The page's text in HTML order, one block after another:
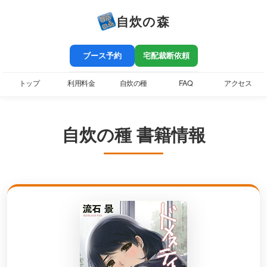
自炊の森
ブース予約 宅配裁断依頼
トップ 利用料金 自炊の種 FAQ アクセス
自炊の種 書籍情報